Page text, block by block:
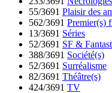
55/3691 Plaisir des
562/3691 Premier(s)
13/3691 Séries
52/3691 SF &
388/3691 Société(s)
52/3691 Surréalisme
82/3691 Théâtre(s)
424/3691 TV